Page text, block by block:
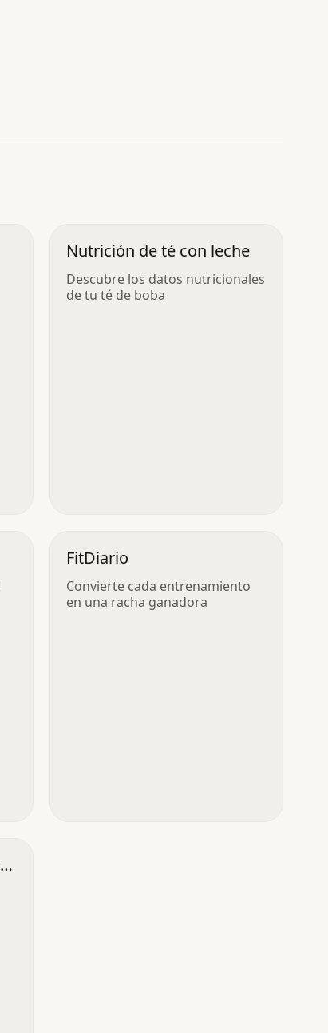
Nutrición de té con leche
Descubre los datos nutricionales
de tu té de boba
FitDiario
Convierte cada entrenamiento
en una racha ganadora